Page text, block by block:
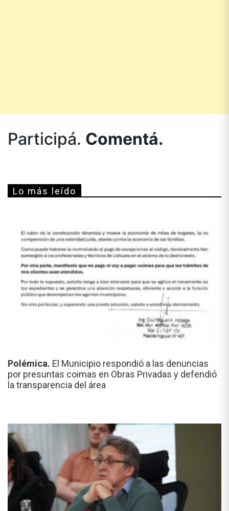
Participá. Comentá.
Lo más leído
Polémica. El Municipio respondió a las denuncias
por presuntas coimas en Obras Privadas y defendió
la transparencia del área